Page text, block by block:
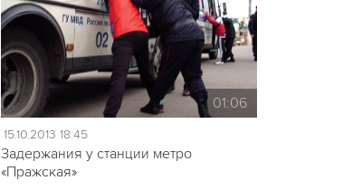
01:06
15.10.2013 18:45
Задержания у станции метро
«Пражская»